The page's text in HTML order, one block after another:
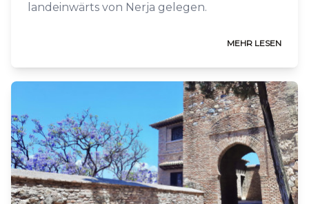
landeinwärts von Nerja gelegen.
MEHR LESEN